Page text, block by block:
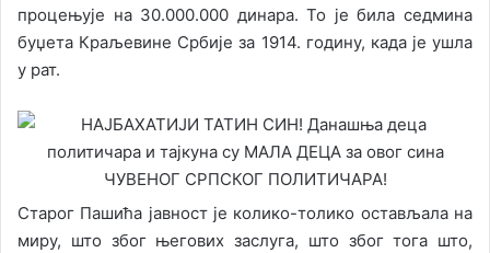
процењује на 30.000.000 динара. То је била седмина
буџета Краљевине Србије за 1914. годину, када је ушла
у рат.
Старог Пашића јавност је колико-толико остављала на
миру, што због његових заслуга, што због тога што,